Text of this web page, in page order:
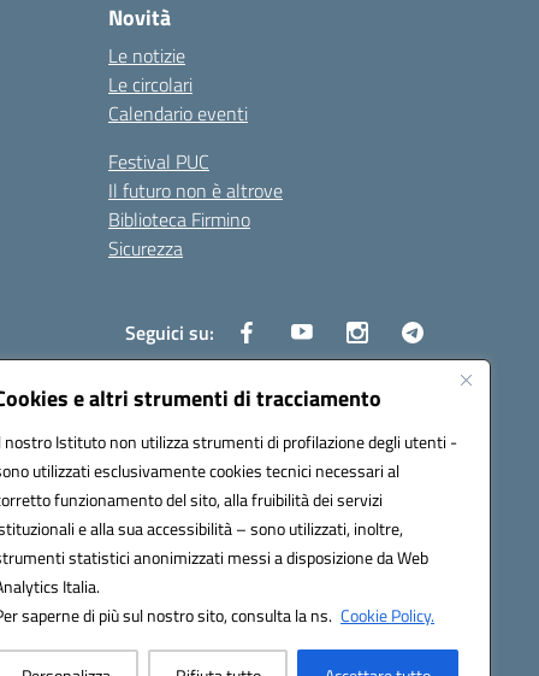
e altri strumenti di tracciamento
nostro Istituto non utilizza strumenti di profilazione degli utenti -
utilizzati esclusivamente cookies tecnici necessari al
funzionamento del sito, alla fruibilità dei servizi
e alla sua accessibilità – sono utilizzati, inoltre,
statistici anonimizzati messi a disposizione da Web
Italia.
saperne di più sul nostro sito, consulta la ns. Cookie Policy.
Novità
Le notizie
Le circolari
Calendario eventi
Festival PUC
Il futuro non è altrove
Biblioteca Firmino
Sicurezza
Seguici su: